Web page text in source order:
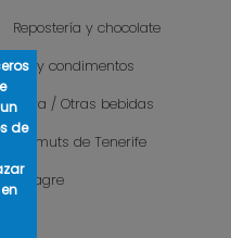
Repostería y chocolate
Sal y condimentos
Sidra / Otras bebidas
Vermuts de Tenerife
Vinagre
de